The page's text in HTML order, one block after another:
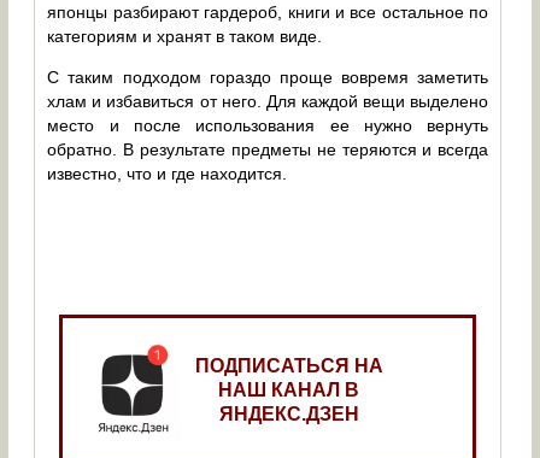
японцы разбирают гардероб, книги и все остальное по
категориям и хранят в таком виде.
С таким подходом гораздо проще вовремя заметить
хлам и избавиться от него. Для каждой вещи выделено
место и после использования ее нужно вернуть
обратно. В результате предметы не теряются и всегда
известно, что и где находится.
ПОДПИСАТЬСЯ НА
НАШ КАНАЛ В
ЯНДЕКС.ДЗЕН